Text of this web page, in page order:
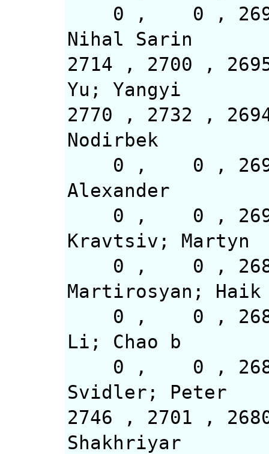
0 , 0
Nihal Sarin
2714 ,
Yu; Yangyi
2770 , 2732 ,
Nodirbek
0 , 0 ,
Alexander
0 , 0 ,
Kravtsiv; Martyn
0 , 0 ,
Martirosyan; Haik
0 , 0
Li; Chao b
0 , 0
Svidler; Peter
2746 , 2701 ,
Shakhriyar